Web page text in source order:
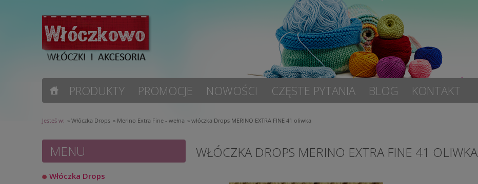
PRODUKTY PROMOCJE NOWOŚCI CZĘSTE PYTANIA BLOG KONTAKT
Jesteś w: » Włóczka Drops » Merino Extra Fine - wełna » włóczka Drops MERINO EXTRA FINE 41 oliwka
MENU
Włóczka Drops
WŁÓCZKA DROPS MERINO EXTRA FINE 41 OLIWKA